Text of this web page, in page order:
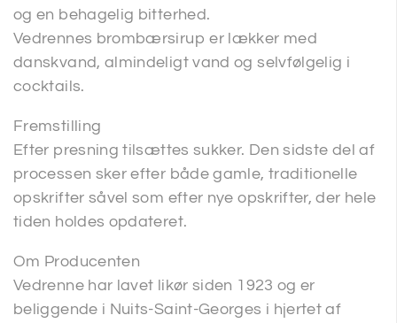
og en behagelig bitterhed.
Vedrennes brombærsirup er lækker med
danskvand, almindeligt vand og selvfølgelig i
cocktails.
Fremstilling
Efter presning tilsættes sukker. Den sidste del af
processen sker efter både gamle, traditionelle
opskrifter såvel som efter nye opskrifter, der hele
tiden holdes opdateret.
Om Producenten
Vedrenne har lavet likør siden 1923 og er
beliggende i Nuits-Saint-Georges i hjertet af